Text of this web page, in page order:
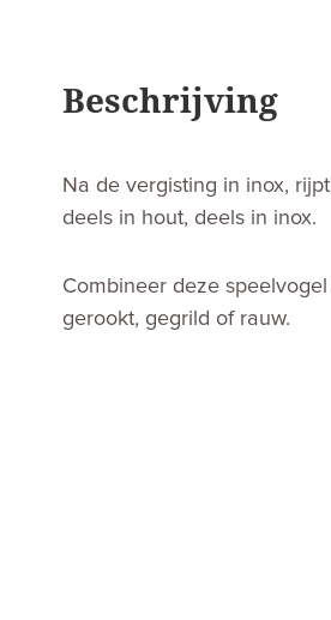
Beschrijving
Na de vergisting in inox,
deels in hout, deels in inox.
Combineer deze
gerookt, gegrild of rauw.